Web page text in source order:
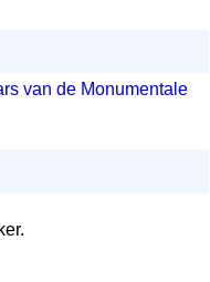
van de Monumentale